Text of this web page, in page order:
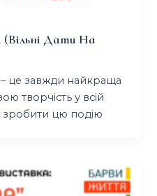
(вільні Дати На
це завжди найкраща
творчість у всій
зробити цю подію